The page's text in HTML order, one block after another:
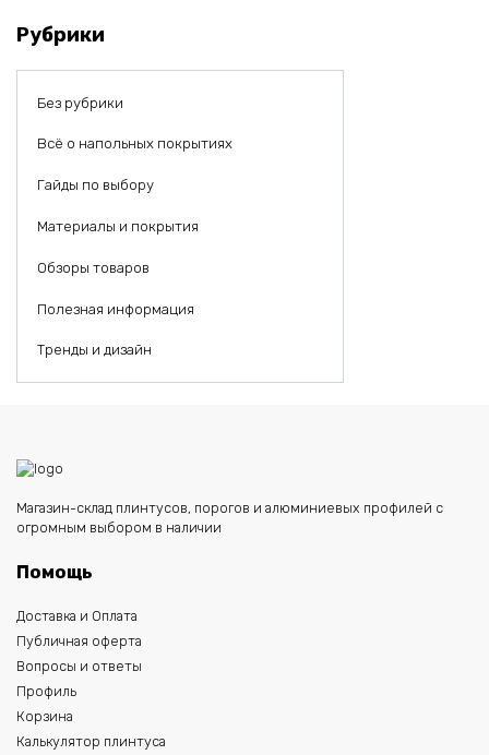
Рубрики
Без рубрики
Всё о напольных покрытиях
Гайды по выбору
Материалы и покрытия
Обзоры товаров
Полезная информация
Тренды и дизайн
Магазин-склад плинтусов, порогов и алюминиевых профилей с
огромным выбором в наличии
Помощь
Доставка и Оплата
Публичная оферта
Вопросы и ответы
Профиль
Корзина
Калькулятор плинтуса